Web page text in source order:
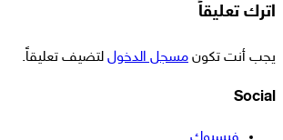
اترك تعليقاً
يجب أنت تكون مسجل الدخول لتضيف تعليقاً.
Social